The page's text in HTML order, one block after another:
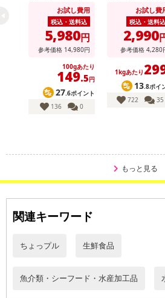
・原材料/材質/素材：【鰻蒲焼】うなぎ
調味料、味醂、砂糖、増粘剤（加工でん
・注意事項：-18℃以下で保存してください
注意事項
【賞味・消費期限のある商品について】
切り落としお試し費用
税込・送料込
5,980円
参考価格 14,980円
100gあたり
149.5円
27.6ポイント
136
0
お試し費
税込・送料込
2,990
参考価格 4,280
1kgあたり
13.8ポイ
722
35
もっと見る
関連キーワード
ちょっプル 生鮮食品
魚介類・シーフード・水産加工品